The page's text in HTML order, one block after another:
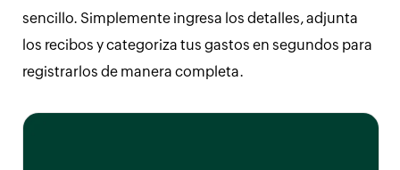
sencillo. Simplemente ingresa los detalles, adjunta
los recibos y categoriza tus gastos en segundos para
registrarlos de manera completa.